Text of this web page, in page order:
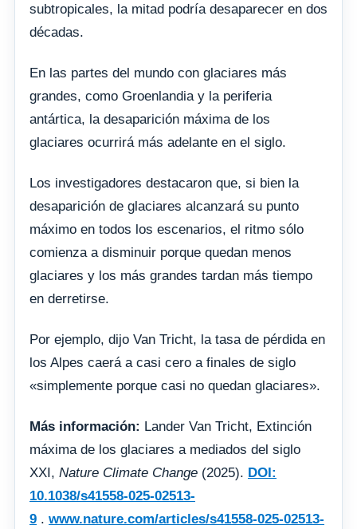
subtropicales, la mitad podría desaparecer en dos
décadas.
En las partes del mundo con glaciares más
grandes, como Groenlandia y la periferia
antártica, la desaparición máxima de los
glaciares ocurrirá más adelante en el siglo.
Los investigadores destacaron que, si bien la
desaparición de glaciares alcanzará su punto
máximo en todos los escenarios, el ritmo sólo
comienza a disminuir porque quedan menos
glaciares y los más grandes tardan más tiempo
en derretirse.
Por ejemplo, dijo Van Tricht, la tasa de pérdida en
los Alpes caerá a casi cero a finales de siglo
«simplemente porque casi no quedan glaciares».
Más información: Lander Van Tricht, Extinción
máxima de los glaciares a mediados del siglo
XXI, Nature Climate Change (2025). DOI:
10.1038/s41558-025-02513-
9 . www.nature.com/articles/s41558-025-02513-